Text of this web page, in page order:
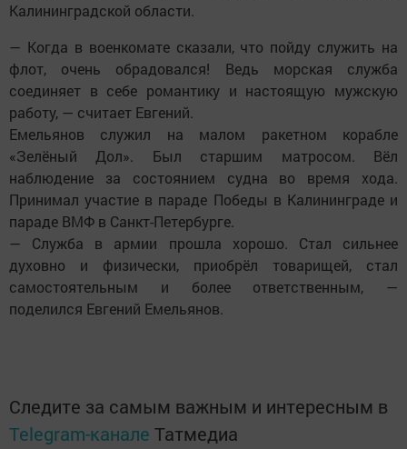
Калининградской области.
— Когда в военкомате сказали, что пойду служить на
флот, очень обрадовался! Ведь морская служба
соединяет в себе романтику и настоящую мужскую
работу, — считает Евгений.
Емельянов служил на малом ракетном корабле
«Зелёный Дол». Был старшим матросом. Вёл
наблюдение за состоянием судна во время хода.
Принимал участие в параде Победы в Калининграде и
параде ВМФ в Санкт-Петербурге.
— Служба в армии прошла хорошо. Стал сильнее
духовно и физически, приобрёл товарищей, стал
самостоятельным и более ответственным, —
поделился Евгений Емельянов.
Следите за самым важным и интересным в
Telegram-канале Татмедиа